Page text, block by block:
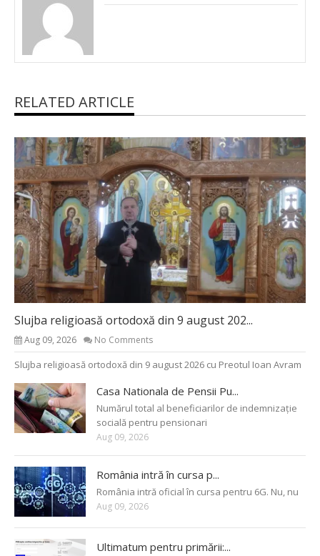
RELATED ARTICLE
Slujba religioasă ortodoxă din 9 august 202...
Aug 09, 2026 No Comments
Slujba religioasă ortodoxă din 9 august 2026 cu Preotul Ioan Avram
Casa Nationala de Pensii Pu...
Numărul total al beneficiarilor de indemnizație
socială pentru pensionari
Aug 09, 2026
România intră în cursa p...
România intră oficial în cursa pentru 6G. Nu, nu
Aug 09, 2026
Ultimatum pentru primării:...